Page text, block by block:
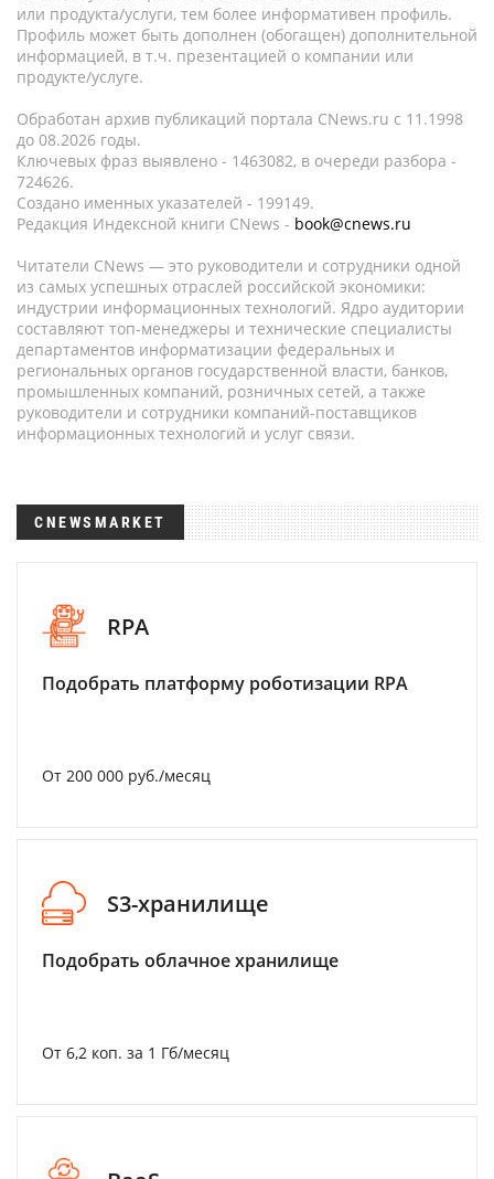
или продукта/услуги, тем более информативен профиль.
Профиль может быть дополнен (обогащен) дополнительной
информацией, в т.ч. презентацией о компании или
продукте/услуге.
Обработан архив публикаций портала CNews.ru c 11.1998
до 08.2026 годы.
Ключевых фраз выявлено - 1463082, в очереди разбора -
724626.
Создано именных указателей - 199149.
Редакция Индексной книги CNews - book@cnews.ru
Читатели CNews — это руководители и сотрудники одной
из самых успешных отраслей российской экономики:
индустрии информационных технологий. Ядро аудитории
составляют топ-менеджеры и технические специалисты
департаментов информатизации федеральных и
региональных органов государственной власти, банков,
промышленных компаний, розничных сетей, а также
руководители и сотрудники компаний-поставщиков
информационных технологий и услуг связи.
CNEWSMARKET
RPA
Подобрать платформу роботизации RPA
От 200 000 руб./месяц
S3-хранилище
Подобрать облачное хранилище
От 6,2 коп. за 1 Гб/месяц